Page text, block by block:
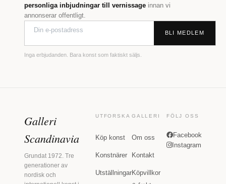
personliga inbjudningar till vernissage innan vi
annonserar offentligt.
BLI MEDLEM
Inga erbjudanden. Bara konst som faktiskt säljs.
Galleri
Scandinavia
Grundat 1972. Tre
generationer av
nordisk och
UTFORSKA
Köp konst
Konstnärer
Utställningar
GALLERI
Om oss
Kontakt
Köpvillkor
FÖLJ OSS
Facebook
Instagram